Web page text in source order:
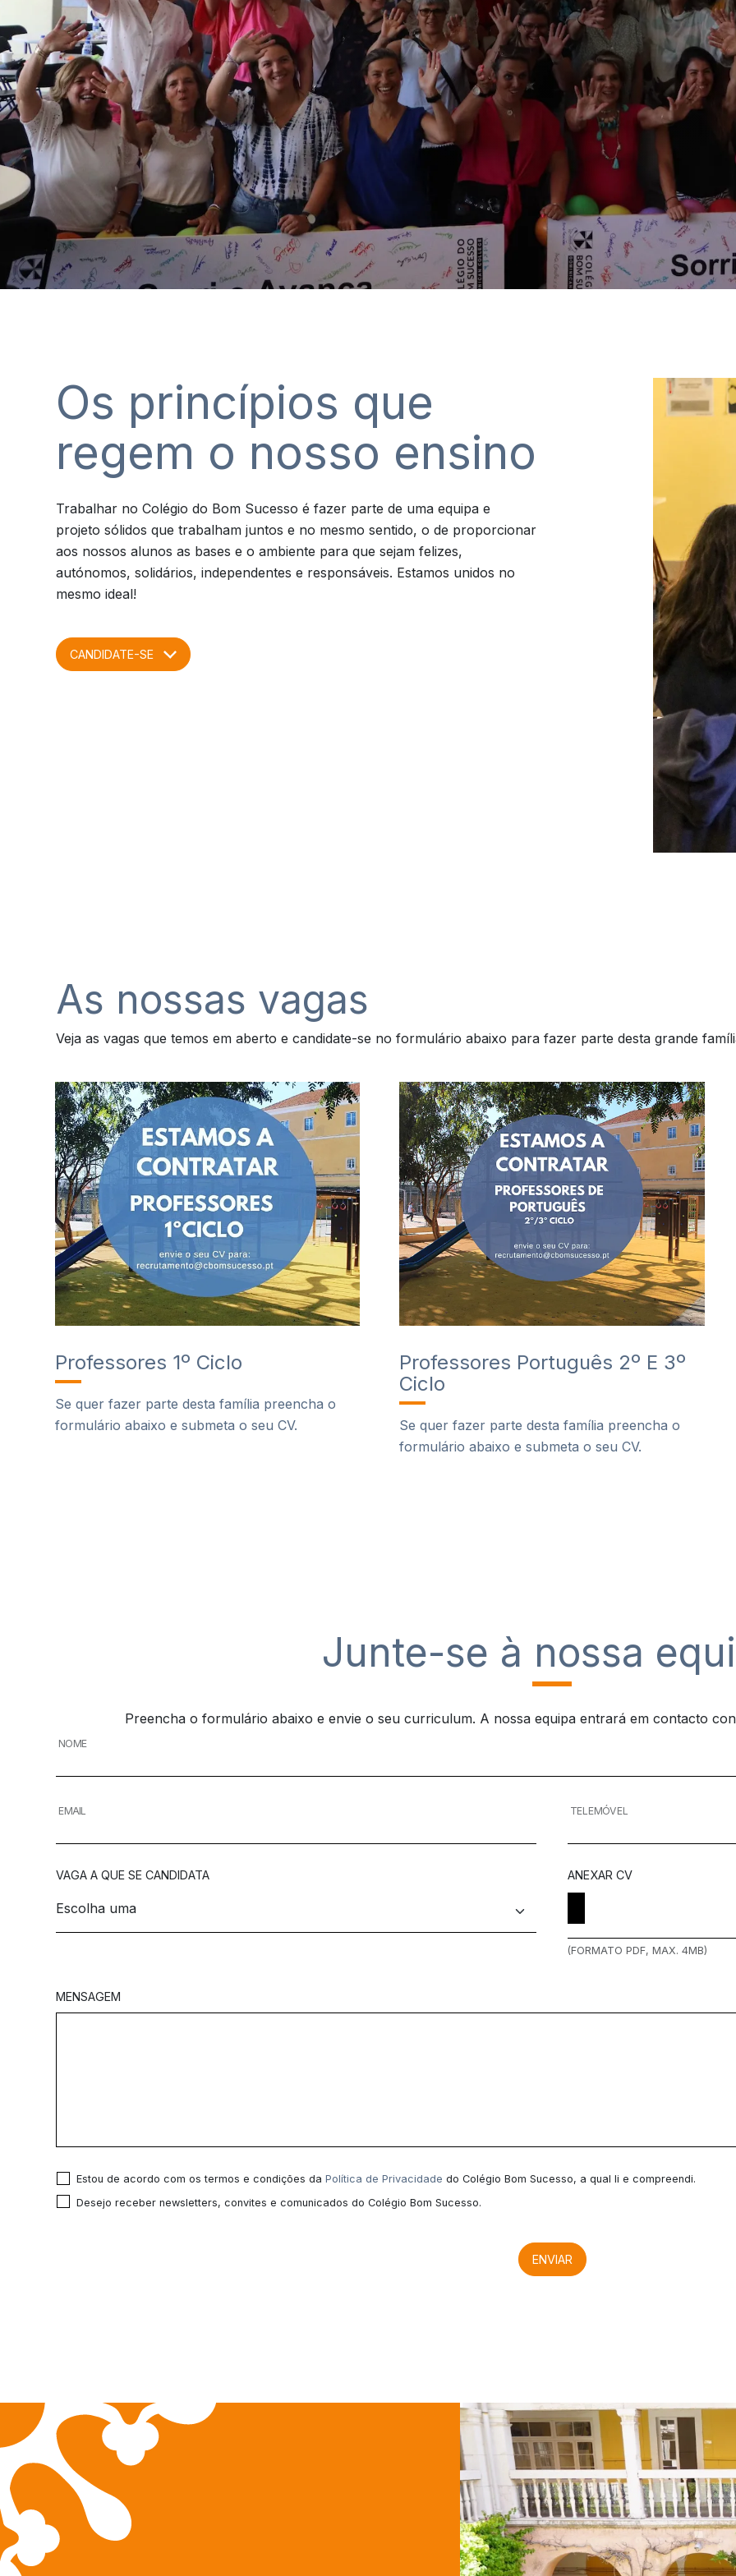
Os princípios que
regem o nosso ensino
Trabalhar no Colégio do Bom Sucesso é fazer parte de uma equipa e
projeto sólidos que trabalham juntos e no mesmo sentido, o de proporcionar
aos nossos alunos as bases e o ambiente para que sejam felizes,
autónomos, solidários, independentes e responsáveis. Estamos unidos no
mesmo ideal!
CANDIDATE-SE
As nossas vagas
Veja as vagas que temos em aberto e candidate-se no formulário abaixo para fazer parte desta grande
Professores 1º Ciclo
Se quer fazer parte desta família preencha o
formulário abaixo e submeta o seu CV.
Professores Português 2º E 3º
Ciclo
Se quer fazer parte desta família preencha o
formulário abaixo e submeta o seu CV.
Junte-se à nossa
Preencha o formulário abaixo e envie o seu curriculum. A nossa equipa entrará em contacto
NOME
EMAIL TELEMÓVEL
VAGA A QUE SE CANDIDATA ANEXAR CV
(FORMATO PDF, MAX. 4MB)
MENSAGEM
Estou de acordo com os termos e condições da Política de Privacidade do Colégio Bom Sucesso, a qual li e compreendi.
Desejo receber newsletters, convites e comunicados do Colégio Bom Sucesso.
ENVIAR